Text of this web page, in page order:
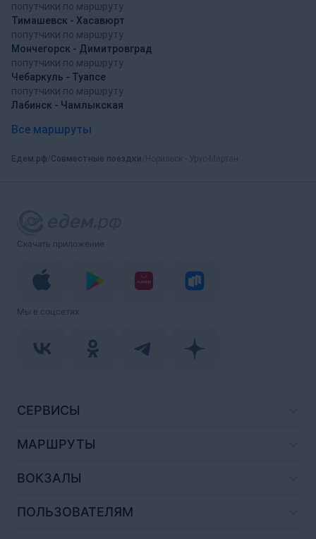
попутчики по маршруту
Тимашевск - Хасавюрт
попутчики по маршруту
Мончегорск - Димитровград
попутчики по маршруту
Чебаркуль - Туапсе
попутчики по маршруту
Лабинск - Чамлыкская
Все маршруты
Едем.рф Совместные поездки
Скачать приложение
Мы в соцсетях
СЕРВИСЫ
МАРШРУТЫ
ВОКЗАЛЫ
ПОЛЬЗОВАТЕЛЯМ